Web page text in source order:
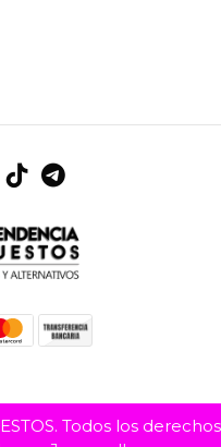
Todos los derechos